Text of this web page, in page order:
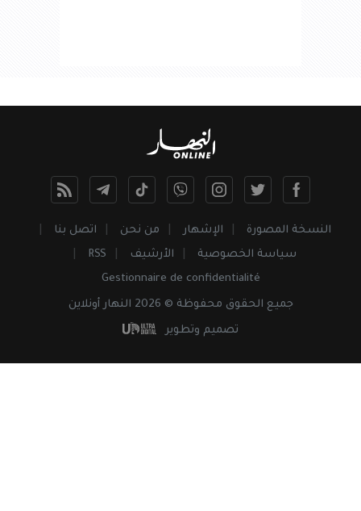
النسخة المصورة الإشهار من نحن
اتصل بنا
سياسة الخصوصية
الأرشيف
RSS
Gestionnaire de confidentialité
جميع الحقوق محفوظة © 2026 النهار أونلاين
تصميم وتطوير